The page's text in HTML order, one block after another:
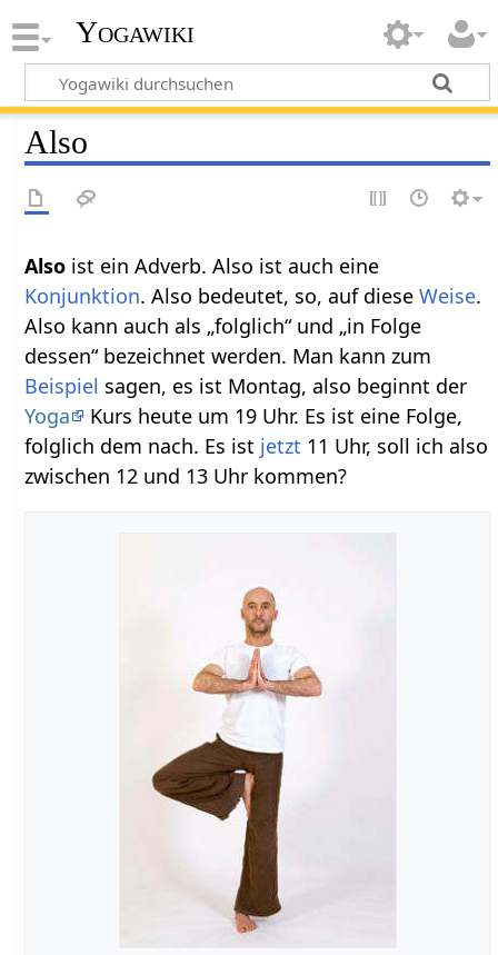
Yogawiki
Also
ist ein Adverb. Also ist auch eine
Konjunktion. Also bedeutet, so, auf dieseWeise.
Also kann auch als „folglich“ und „in Folge
dessen“ bezeichnet werden. Man kann zum
Beispiel sagen, es ist Montag, also beginnt der
Yoga
Kurs heute um 19 Uhr. Es ist eine Folge,
folglich dem nach. Es ist jetzt 11 Uhr, soll ich also
zwischen 12 und 13 Uhr kommen?